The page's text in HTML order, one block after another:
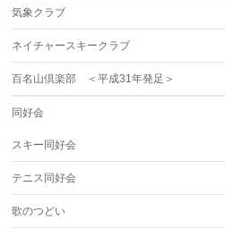
気象クラブ
ネイチャースキークラブ
百名山倶楽部 ＜平成31年発足＞
同好会
スキー同好会
テニス同好会
歌のつどい